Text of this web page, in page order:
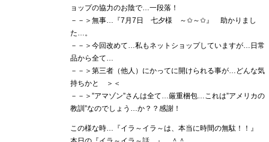
ョップの協力のお陰で…一段落！
－－＞無事…『7月7日 七夕様 ～✩～✩』 助かりまし
た…。
－－＞今回改めて…私もネットショップしていますが…日常
品から全て…
－－＞第三者（他人）にかってに開けられる事が…どんな気
持ちかと ＞＜
－－＞”アマゾン”さんは全て…厳重梱包…これは”アメリカの
教訓”なのでしょう…か？？感謝！
この様な時…『イラ～イラ～は、本当に時間の無駄！！』